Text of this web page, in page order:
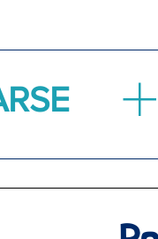
sistemas que
juntos. Recibirás